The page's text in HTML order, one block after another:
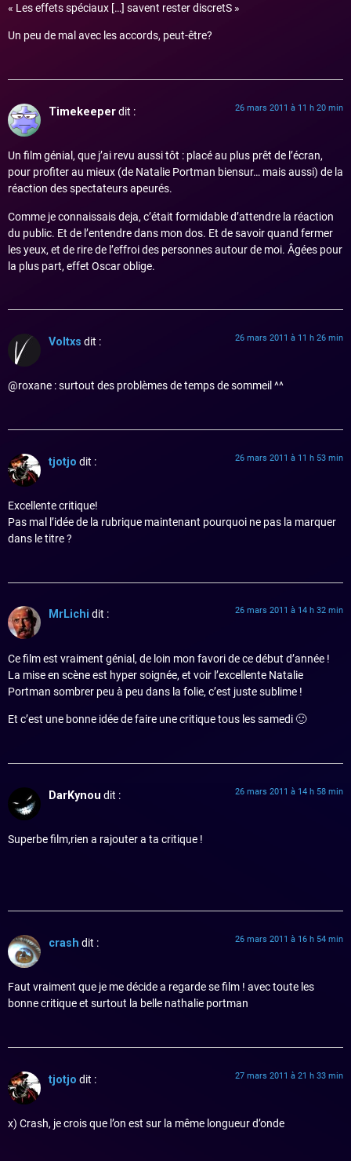
« Les effets spéciaux […] savent rester discretS »
Un peu de mal avec les accords, peut-être?
Timekeeperdit : 26 mars 2011 à 11 h 20 min
Un film génial, que j’ai revu aussi tôt : placé au plus prêt de l’écran,
pour profiter au mieux (de Natalie Portman biensur… mais aussi) de la
réaction des spectateurs apeurés.
Comme je connaissais deja, c’était formidable d’attendre la réaction
du public. Et de l’entendre dans mon dos. Et de savoir quand fermer
les yeux, et de rire de l’effroi des personnes autour de moi. Âgées pour
la plus part, effet Oscar oblige.
Voltxs dit : 26 mars 2011 à 11 h 26 min
@roxane : surtout des problèmes de temps de sommeil ^^
tjotjo dit : 26 mars 2011 à 11 h 53 min
Excellente critique!
Pas mal l’idée de la rubrique maintenant pourquoi ne pas la marquer
dans le titre ?
MrLichi dit : 26 mars 2011 à 14 h 32 min
Ce film est vraiment génial, de loin mon favori de ce début d’année !
La mise en scène est hyper soignée, et voir l’excellente Natalie
Portman sombrer peu à peu dans la folie, c’est juste sublime !
Et c’est une bonne idée de faire une critique tous les samedi 🙂
DarKynou dit : 26 mars 2011 à 14 h 58 min
Superbe film,rien a rajouter a ta critique !
crash dit : 26 mars 2011 à 16 h 54 min
Faut vraiment que je me décide a regarde se film ! avec toute les
bonne critique et surtout la belle nathalie portman
tjotjo dit : 27 mars 2011 à 21 h 33 min
x) Crash, je crois que l’on est sur la même longueur d’onde